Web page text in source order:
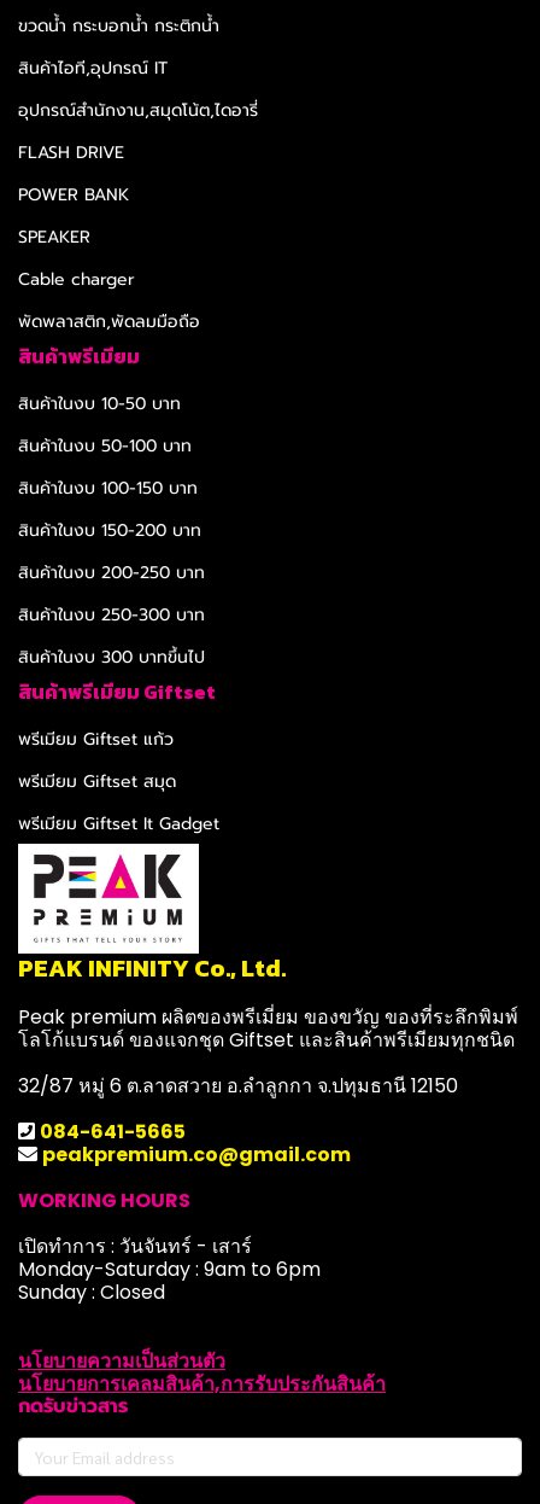
ขวดน้ำ กระบอกน้ำ กระติกน้ำ
สินค้าไอที,อุปกรณ์ IT
อุปกรณ์สำนักงาน,สมุดโน้ต,ไดอารี่
FLASH DRIVE
POWER BANK
SPEAKER
Cable charger
พัดพลาสติก,พัดลมมือถือ
สินค้าพรีเมียม
สินค้าในงบ 10-50 บาท
สินค้าในงบ 50-100 บาท
สินค้าในงบ 100-150 บาท
สินค้าในงบ 150-200 บาท
สินค้าในงบ 200-250 บาท
สินค้าในงบ 250-300 บาท
สินค้าในงบ 300 บาทขึ้นไป
สินค้าพรีเมียม Giftset
พรีเมียม Giftset แก้ว
พรีเมียม Giftset สมุด
พรีเมียม Giftset It Gadget
PEAK INFINITY Co., Ltd.
Peak premium ผลิตของพรีเมี่ยม ของขวัญ ของที่ระลึกพิมพ์
โลโก้แบรนด์ ของแจกชุด Giftset และสินค้าพรีเมียมทุกชนิด
32/87 หมู่ 6 ต.ลาดสวาย อ.ลำลูกกา จ.ปทุมธานี 12150
084-641-5665
peakpremium.co@gmail.com
WORKING HOURS
เปิดทำการ : วันจันทร์ - เสาร์
Monday-Saturday : 9am to 6pm
Sunday : Closed
นโยบายความเป็นส่วนตัว
นโยบายการเคลมสินค้า,การรับประกันสินค้า
กดรับข่าวสาร